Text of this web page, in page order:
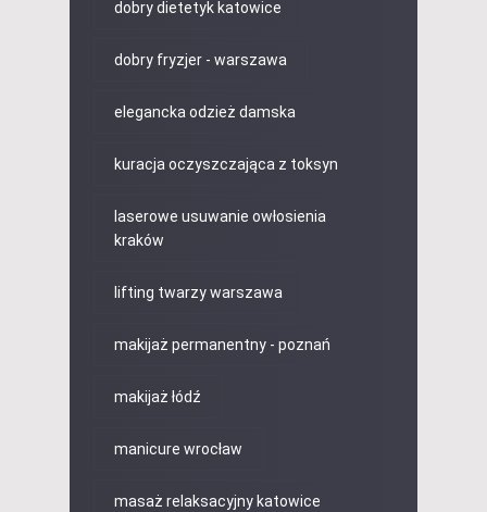
dobry dietetyk katowice
dobry fryzjer - warszawa
elegancka odzież damska
kuracja oczyszczająca z toksyn
laserowe usuwanie owłosienia
kraków
lifting twarzy warszawa
makijaż permanentny - poznań
makijaż łódź
manicure wrocław
masaż relaksacyjny katowice